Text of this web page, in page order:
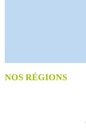
NOS RÉGIONS